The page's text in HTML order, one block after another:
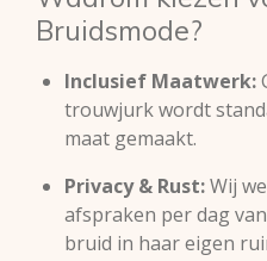
Bruidsmode?
Inclusief Maatwerk:
trouwjurk wordt
maat gemaakt.
Privacy & Rust:Wij
afspraken per dag
bruid in haar eigen